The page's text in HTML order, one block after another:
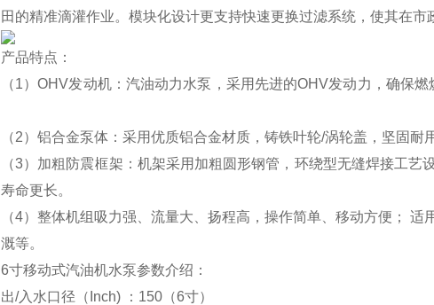
田的精准滴灌作业。模块化设计更支持快速更换过滤系统，使其在
产品特点：
（1）OHV发动机：汽油动力水泵，采用先进的OHV发动力，确保
（2）铝合金泵体：采用优质铝合金材质，铸铁叶轮/涡轮盖，坚固耐
（3）加粗防震框架：机架采用加粗圆形钢管，环绕型无缝焊接工
寿命更长。
（4）整体机组吸力强、流量大、扬程高，操作简单、移动方便；
溉等。
6寸移动式汽油机水泵参数介绍：
出/入水口径（Inch) ：150（6寸）